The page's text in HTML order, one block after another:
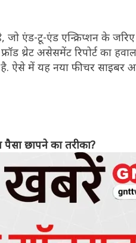
एंड-टू-एंड एन्क्रिप्शन के
थ्रेट असेसमेंट रिपोर्ट का
ऐसे में यह नया फीचर साइबर
छापने का तरीका?